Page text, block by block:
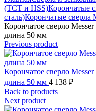
(TCT и HSS)Корончатые
сталь)Корончатые сверла
Корончатое сверло
длина 50 мм
Previous product
Корончатое сверло
длина 50 мм 4 138 ₽
Back to products
Next product